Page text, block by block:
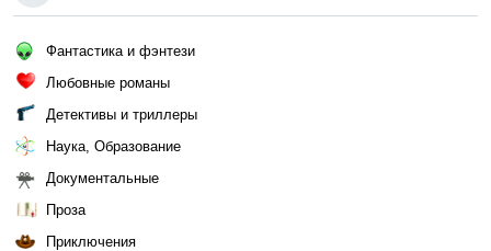
Фантастика и фэнтези
Любовные романы
Детективы и триллеры
Наука, Образование
Документальные
Проза
Приключения